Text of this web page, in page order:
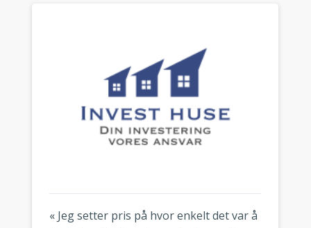
« Jeg setter pris på hvor enkelt det var å